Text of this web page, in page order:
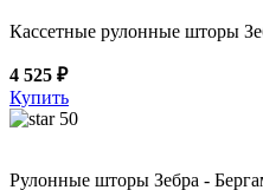
Кассетные рулонные шторы
4 525 ₽
Купить
50
Рулонные шторы Зебра -